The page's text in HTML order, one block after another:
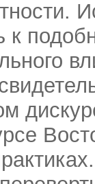
к